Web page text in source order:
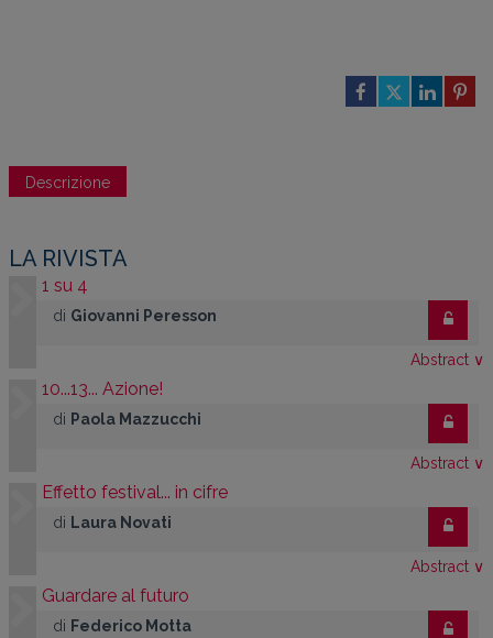
Descrizione
LA RIVISTA
1 su 4
di Giovanni Peresson
Abstract ∨
10...13... Azione!
di Paola Mazzucchi
Abstract ∨
Effetto festival... in cifre
di Laura Novati
Abstract ∨
Guardare al futuro
di Federico Motta